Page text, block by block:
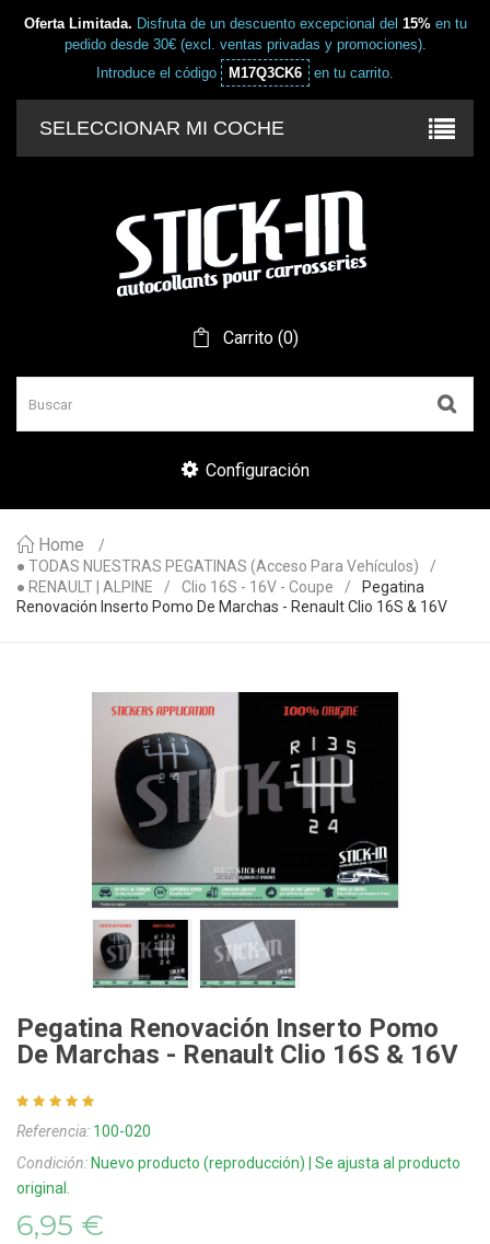
Oferta Limitada. Disfruta de un descuento excepcional del 15%en tu
pedido desde 30€ (excl. ventas privadas y promociones).
Introduce el código
M17Q3CK6 en tu carrito.
SELECCIONAR MI COCHE
Carrito (0)
Configuración
Home
● TODAS NUESTRAS PEGATINAS (acceso Para Vehículos)
● RENAULT | ALPINE
Clio 16S - 16V - Coupe
Pegatina
Renovación Inserto Pomo De Marchas - Renault Clio 16S & 16V
Pegatina Renovación Inserto Pomo
De Marchas - Renault Clio 16S & 16V
Referencia: 100-020
Condición: Nuevo producto (reproducción) | Se ajusta al producto
original.
6,95 €